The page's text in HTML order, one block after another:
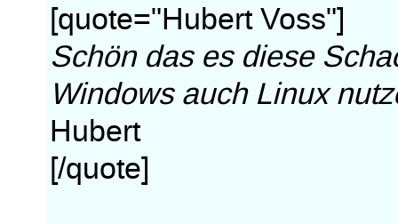
[quote="Hubert Voss"]
Schön das es diese
Windows auch Linux
Hubert
[/quote]